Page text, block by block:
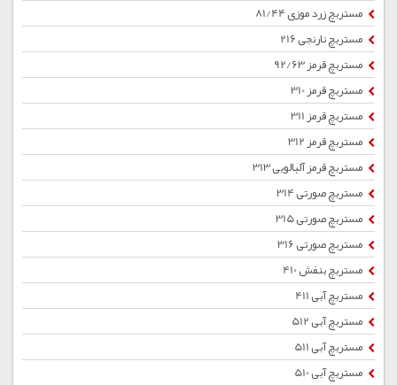
مستربچ زرد موزی 81/44
مستربچ نارنجی 216
مستربچ قرمز 92/63
مستربچ قرمز 310
مستربچ قرمز 311
مستربچ قرمز 312
مستربچ قرمز آلبالویی 313
مستربچ صورتی 314
مستربچ صورتی 315
مستربچ صورتی 316
مستربچ بنفش 410
مستربچ آبی 411
مستربچ آبی 512
مستربچ آبی 511
مستربچ آبی 510